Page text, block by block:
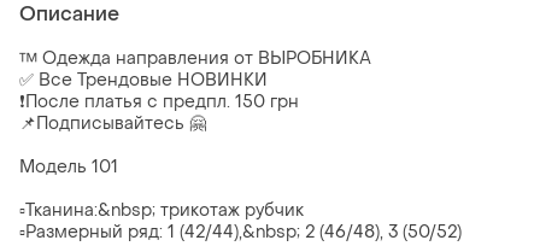
Описание
™️ Одежда направления от ВЫРОБНИКА
✅ Все Трендовые НОВИНКИ
❗После платья с предпл. 150 грн
📌Подписывайтесь 🤗
Модель 101
▫Тканина:&nbsp; трикотаж рубчик
▫Размерный ряд: 1 (42/44),&nbsp; 2 (46/48), 3 (50/52)